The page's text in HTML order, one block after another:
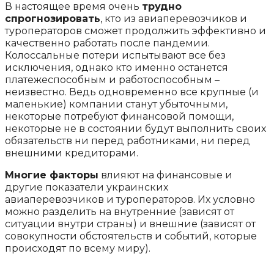
В настоящее время очень трудно
спрогнозировать, кто из авиаперевозчиков и
туроператоров сможет продолжить эффективно и
качественно работать после пандемии.
Колоссальные потери испытывают все без
исключения, однако кто именно останется
платежеспособным и работоспособным –
неизвестно. Ведь одновременно все крупные (и
маленькие) компании станут убыточными,
некоторые потребуют финансовой помощи,
некоторые не в состоянии будут выполнить своих
обязательств ни перед работниками, ни перед
внешними кредиторами.
Многие факторы влияют на финансовые и
другие показатели украинских
авиаперевозчиков и туроператоров. Их условно
можно разделить на внутренние (зависят от
ситуации внутри страны) и внешние (зависят от
совокупности обстоятельств и событий, которые
происходят по всему миру).